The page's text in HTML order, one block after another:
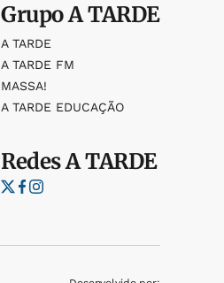
GrupoA TARDE
A TARDE
A TARDE FM
MASSA!
A TARDE EDUCAÇÃO
RedesA TARDE